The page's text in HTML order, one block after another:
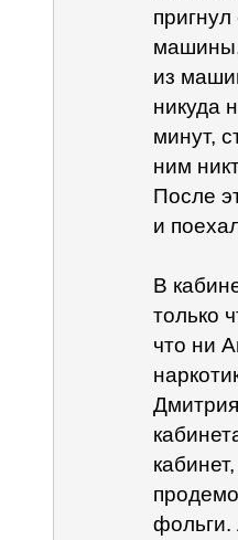
машины,
из
никуда
минут,
ним
После
и
В
только
что ни
фольги.